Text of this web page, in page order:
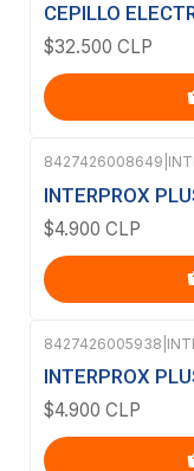
CEPILLO
$32.500 CLP
8427426008649
INTERPROX
$4.900 CLP
8427426005938
INTERPROX
$4.900 CLP